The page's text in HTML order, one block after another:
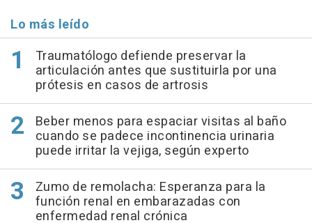
Lo más leído
Traumatólogo defiende preservar la
articulación antes que sustituirla por una
prótesis en casos de artrosis
Beber menos para espaciar visitas al baño
cuando se padece incontinencia urinaria
puede irritar la vejiga, según experto
Zumo de remolacha: Esperanza para la
función renal en embarazadas con
enfermedad renal crónica